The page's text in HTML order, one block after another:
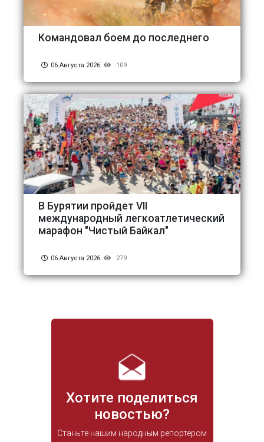
Хотите поделиться
новостью?
Станьте нашим народным репортером
Командовал боем до последнего
06 Августа 2026 109
В Бурятии пройдет VII
международный легкоатлетический
марафон "Чистый Байкал"
06 Августа 2026 279